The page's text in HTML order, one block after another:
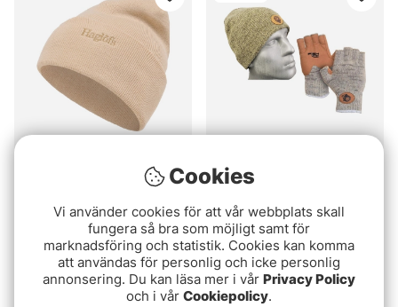
319 kr
Fish Monkey Glove and
Hat Set
669 kr
Cookies
Vi använder cookies för att vår webbplats skall
fungera så bra som möjligt samt för
marknadsföring och statistik. Cookies kan komma
att användas för personlig och icke personlig
annonsering. Du kan läsa mer i vår Privacy Policy
och i vår Cookiepolicy.